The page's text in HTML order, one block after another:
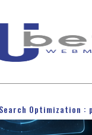
Optimization